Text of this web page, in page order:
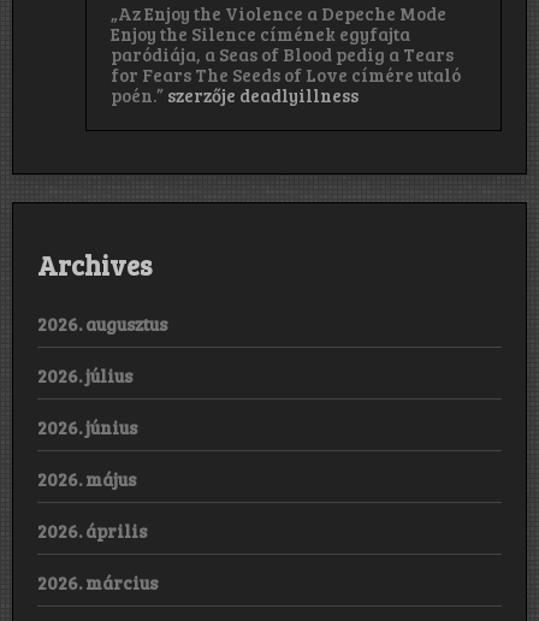
„Az Enjoy the Violence a Depeche Mode
Enjoy the Silence címének egyfajta
paródiája, a Seas of Blood pedig a Tears
for Fears The Seeds of Love címére utaló
poén.” szerzője deadlyillness
Archives
2026. augusztus
2026. július
2026. június
2026. május
2026. április
2026. március